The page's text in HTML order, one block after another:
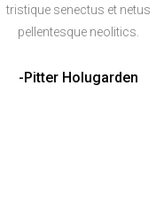
tristique senectus et netus
pellentesque neolitics.
-Pitter Holugarden